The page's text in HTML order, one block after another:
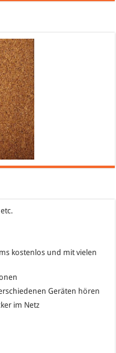
kostenlos und mit vielen
Geräten hören
im Netz